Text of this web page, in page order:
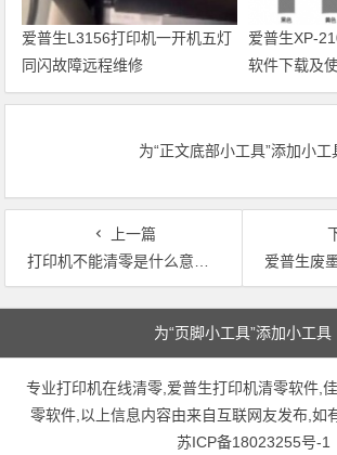
爱普生L3156打印机一开机五灯
同闪故障远程维修
爱普生XP-
软件下载及
为“正文底部小工具”添加小工
上一篇
打印机不能清零是什么意思(为什么打印机无法进行复位？)
爱普生废墨清零软件l4168(
文章导航
为“页脚小工具”添加小工具
专业打印机在线清零,爱普生打印机清零软件,
零软件,以上信息内容由来自互联网友发布,
苏ICP备18023255号-1